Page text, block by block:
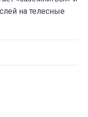
на телесные